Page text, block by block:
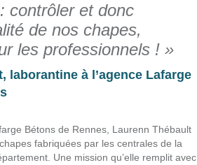
contrôler et donc
de nos chapes,
les professionnels ! »
laborantine à l’agence Lafarge
Bétons de Rennes, Laurenn Thébault
fabriquées par les centrales de la
Une mission qu’elle remplit avec